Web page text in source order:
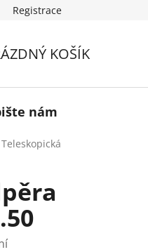
TONA
Registrace
KOŠÍK
nám
Teleskopická